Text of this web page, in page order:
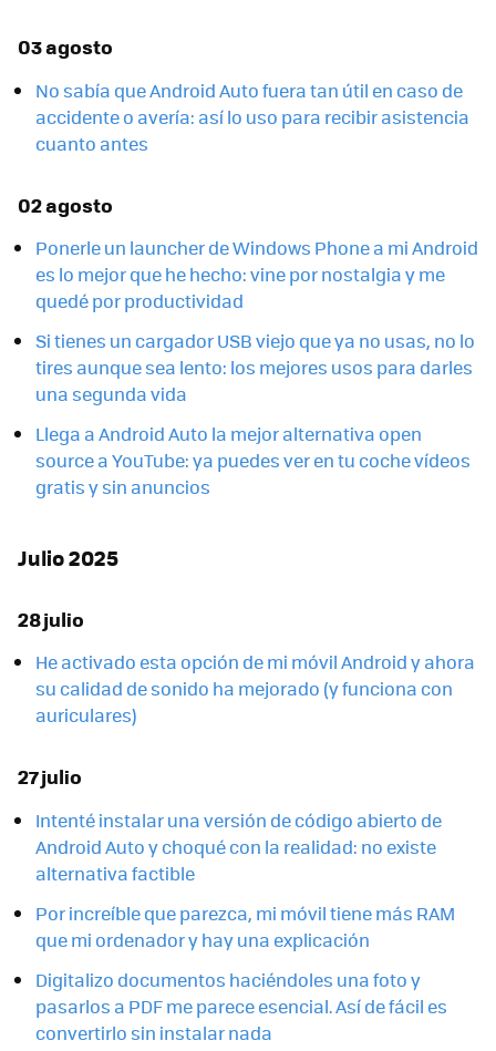
03 agosto
No sabía que Android Auto fuera tan útil en caso de
accidente o avería: así lo uso para recibir asistencia
cuanto antes
02 agosto
Ponerle un launcher de Windows Phone a mi Android
es lo mejor que he hecho: vine por nostalgia y me
quedé por productividad
Si tienes un cargador USB viejo que ya no usas, no lo
tires aunque sea lento: los mejores usos para darles
una segunda vida
Llega a Android Auto la mejor alternativa open
source a YouTube: ya puedes ver en tu coche vídeos
gratis y sin anuncios
Julio 2025
28 julio
He activado esta opción de mi móvil Android y ahora
su calidad de sonido ha mejorado (y funciona con
auriculares)
27 julio
Intenté instalar una versión de código abierto de
Android Auto y choqué con la realidad: no existe
alternativa factible
Por increíble que parezca, mi móvil tiene más RAM
que mi ordenador y hay una explicación
Digitalizo documentos haciéndoles una foto y
pasarlos a PDF me parece esencial. Así de fácil es
convertirlo sin instalar nada